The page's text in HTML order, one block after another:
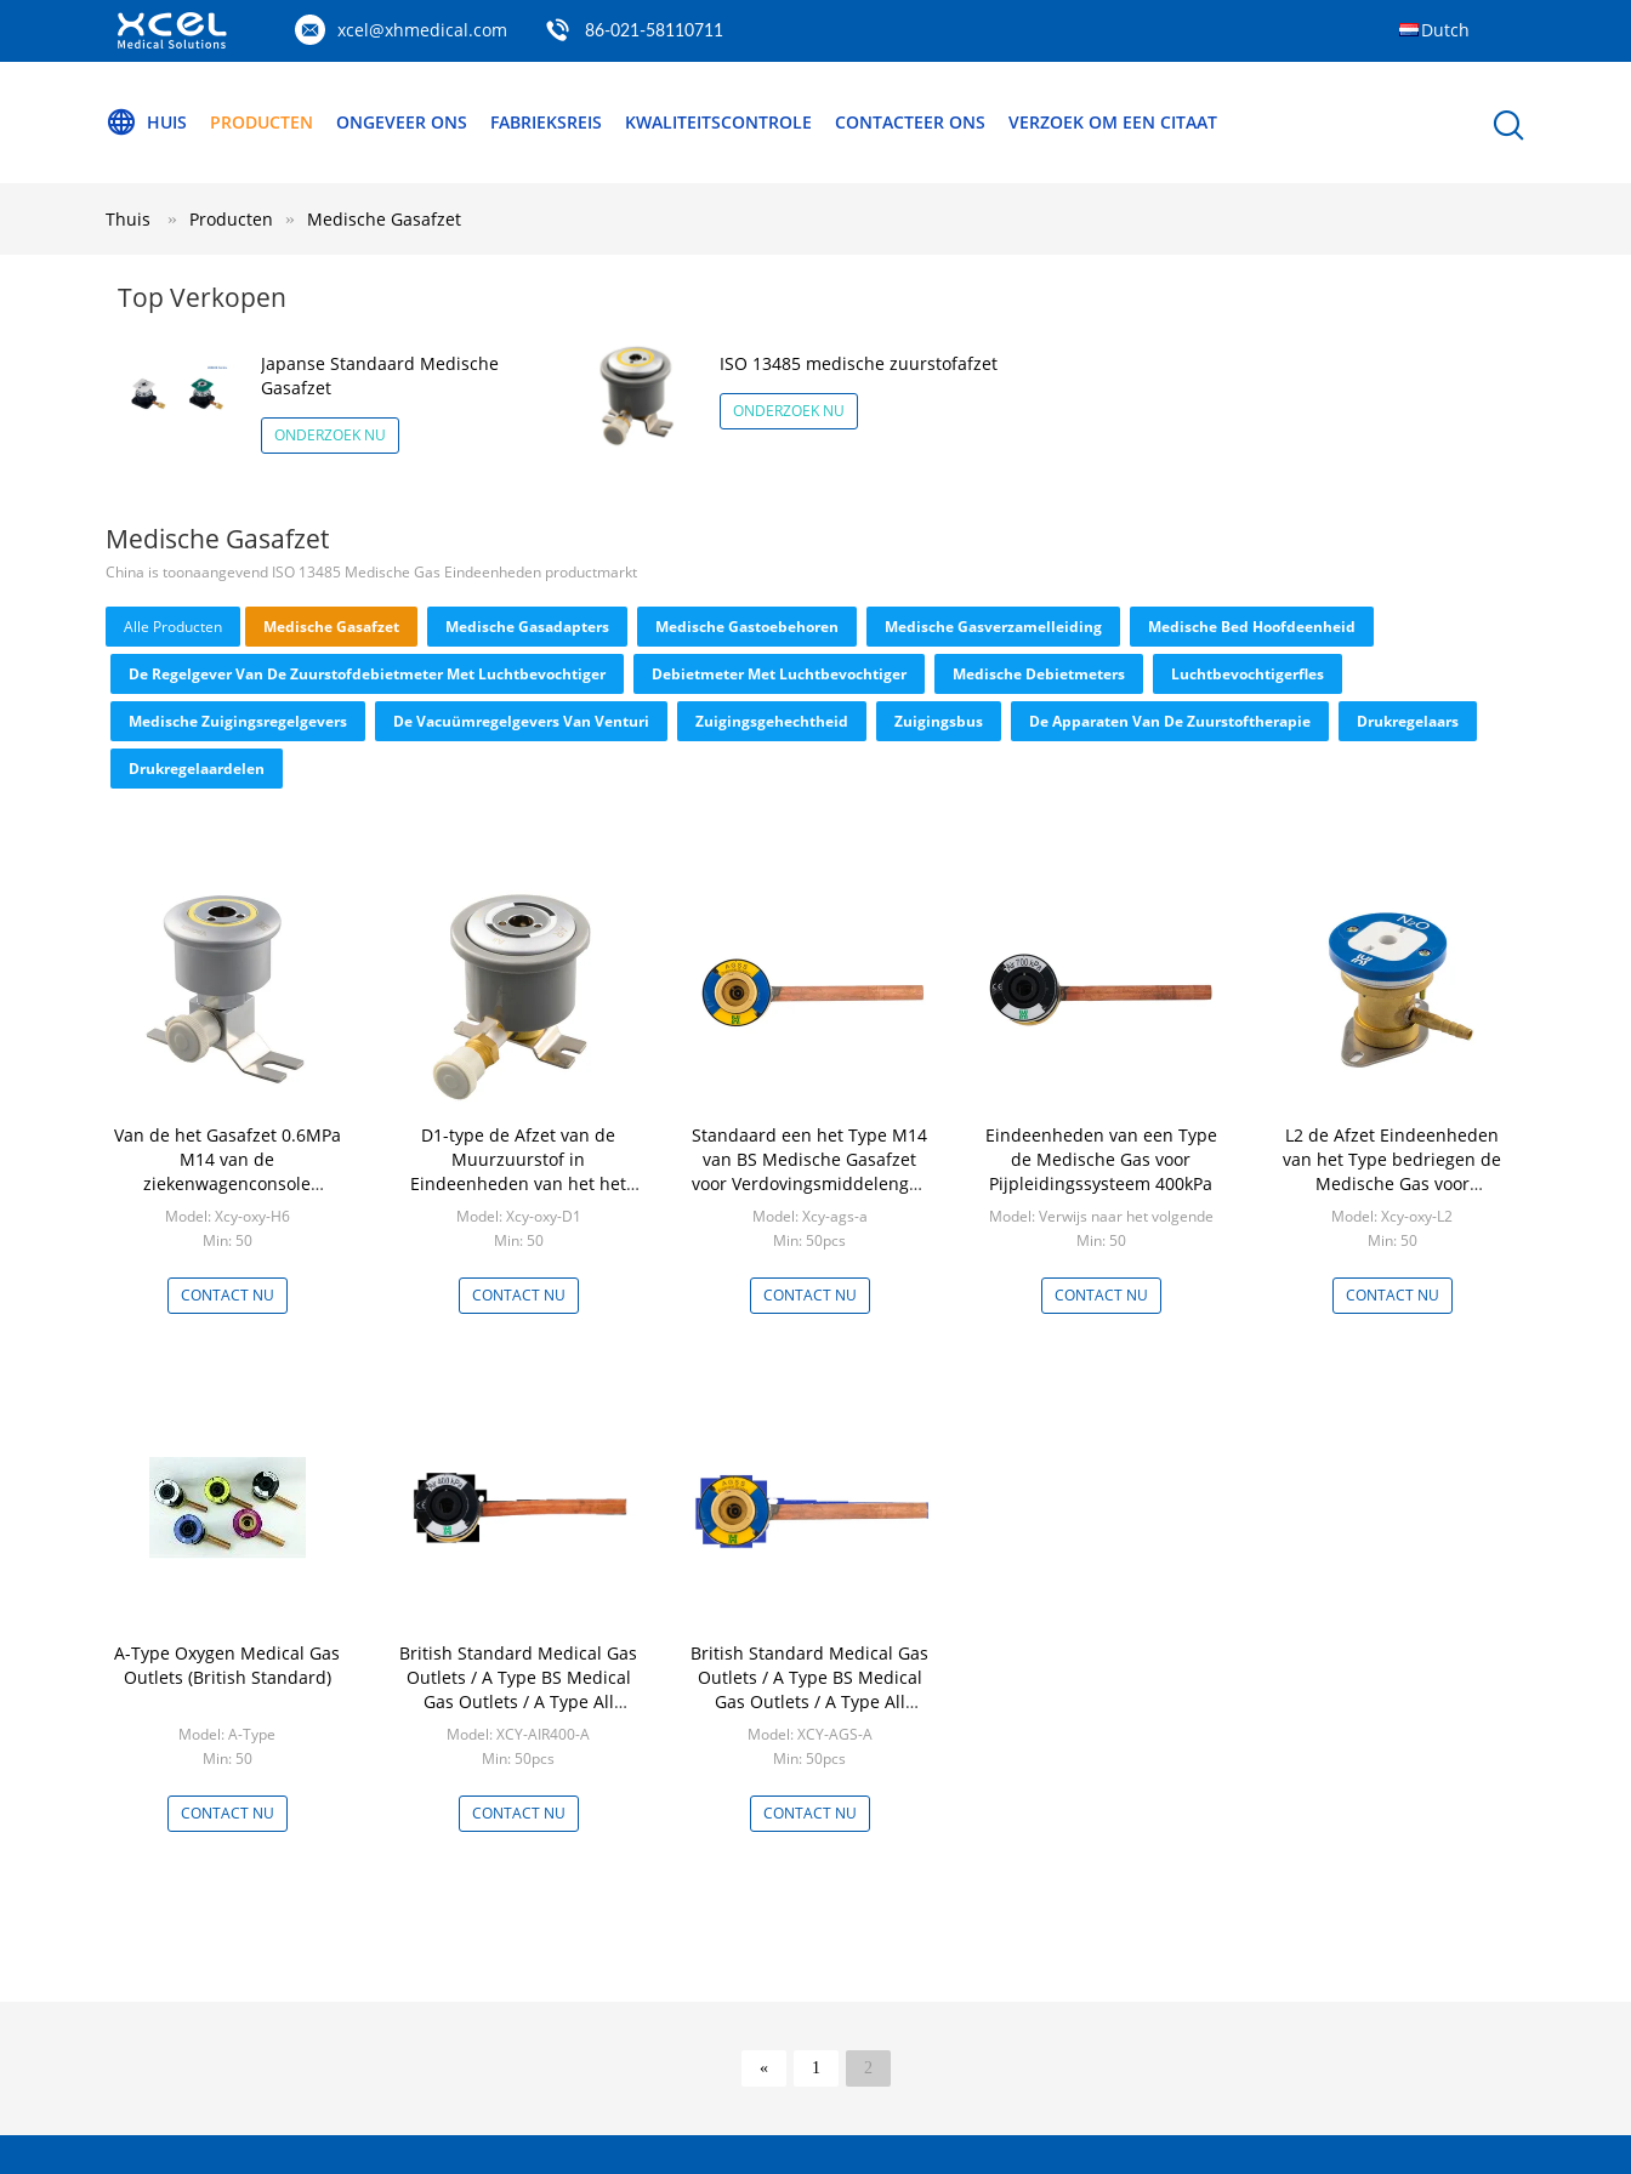
xcel@xhmedical.com 86-021-58110711 Dutch
HUIS PRODUCTEN ONGEVEER ONS FABRIEKSREIS KWALITEITSCONTROLE CONTACTEER ONS VERZOEK OM EEN CITAAT
Thuis Producten Medische Gasafzet
Top Verkopen
Japanse Standaard Medische
Gasafzet
ONDERZOEK NU
ISO 13485 medische zuurstofafzet
ONDERZOEK NU
Medische Gasafzet
China is toonaangevend ISO 13485 Medische Gas Eindeenheden productmarkt
Alle Producten Medische Gasafzet Medische Gasadapters Medische Gastoebehoren Medische Gasverzamelleiding Medische Bed Hoofdeenheid
De Regelgever Van De Zuurstofdebietmeter Met Luchtbevochtiger Debietmeter Met Luchtbevochtiger Medische Debietmeters Luchtbevochtigerfles
Medische Zuigingsregelgevers De Vacuümregelgevers Van Venturi Zuigingsgehechtheid Zuigingsbus De Apparaten Van De Zuurstoftherapie Drukregelaars
Drukregelaardelen
Van de het Gasafzet 0.6MPa
M14 van de
ziekenwagenconsole
Medische Medische de
Zuurstofafzet
Model: Xcy-oxy-H6
Min: 50
CONTACT NU
D1-type de Afzet van de
Muurzuurstof in
Eindeenheden van het het
Ziekenhuis de Medische Gas
Model: Xcy-oxy-D1
Min: 50
CONTACT NU
Standaard een het Type M14
van BS Medische Gasafzet
voor Verdovingsmiddelengas
het Reinigen Systeem
Model: Xcy-ags-a
Min: 50pcs
CONTACT NU
Eindeenheden van een Type
de Medische Gas voor
Pijpleidingssysteem 400kPa
Model: Verwijs naar het volgende
Min: 50
CONTACT NU
L2 de Afzet Eindeenheden
van het Type bedriegen de
Medische Gas voor
Pijpleidingssystemen
Model: Xcy-oxy-L2
Min: 50
CONTACT NU
A-Type Oxygen Medical Gas
Outlets (British Standard)
Model: A-Type
Min: 50
CONTACT NU
British Standard Medical Gas
Outlets / A Type BS Medical
Gas Outlets / A Type All
Terminal Units
Model: XCY-AIR400-A
Min: 50pcs
CONTACT NU
British Standard Medical Gas
Outlets / A Type BS Medical
Gas Outlets / A Type All
Terminal Units
Model: XCY-AGS-A
Min: 50pcs
CONTACT NU
« 1 2